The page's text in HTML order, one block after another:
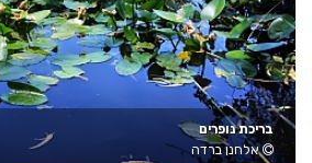
בריכת נופרים
אלחנן ברדה